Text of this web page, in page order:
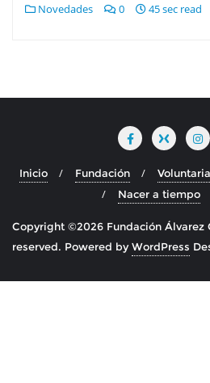
Novedades 0 45 sec read
Inicio Fundación
Nacer a tiempo
Copyright ©2026 Fundación Álvarez
reserved. Powered byWordPress